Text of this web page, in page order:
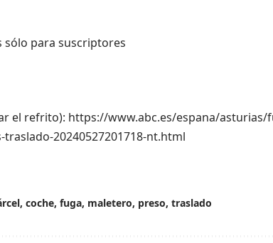
sólo para suscriptores
el refrito): https://www.abc.es/espana/asturias/
20240527201718-nt.html
, coche, fuga, maletero, preso, traslado